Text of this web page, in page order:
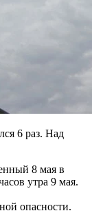
6 раз. Над
8 мая в
утра 9 мая.
опасности.